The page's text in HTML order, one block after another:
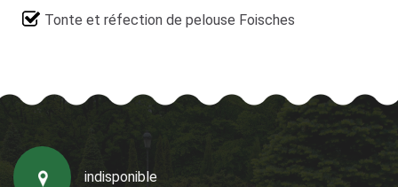
Tonte et réfection de pelouse Foisches
indisponible